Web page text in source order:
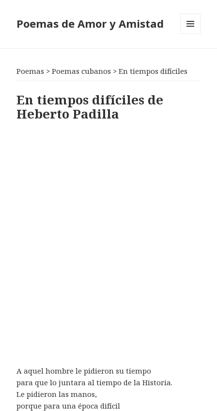
Poemas de Amor y Amistad
Poemas >Poemas cubanos >En tiempos difíciles
En tiempos difíciles de
Heberto Padilla
A aquel hombre le pidieron su tiempo
para que lo juntara al tiempo de la Historia.
Le pidieron las manos,
porque para una época difícil